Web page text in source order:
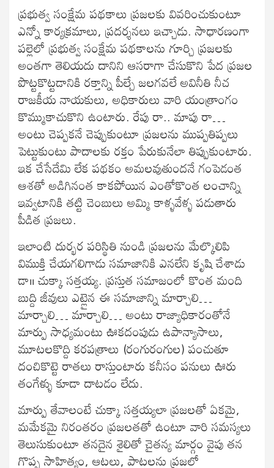
ప్రభుత్వ సంక్షేమ పథకాలు ప్రజలకు వివరించుకుంటూ
ఎన్నో కార్యక్రమాలు, ప్రదర్శనలు ఇచ్చాడు. సాధారణంగా
పల్లెలో ప్రభుత్వ సంక్షేమ పథకాలను గూర్చి ప్రజలకు
అంతగా తెలియదు దానిని ఆసరాగా చేసుకొని పేద ప్రజల
పొట్టకొట్టడానికి రక్తాన్ని పీల్చే జలగవలే అవినీతి నీచ
రాజకీయ నాయకులు, అధికారులు వారి యంత్రాంగం
కొమ్ముకాచుకొని ఉంటారు. రేపు రా.. మాపు రా…
అంటు చెప్పకనే చెప్పుకుంటూ ప్రజలను ముప్పతిప్పలు
పెట్టుకుంటు పాదాలకు రక్తం పేరుకునేలా తిప్పుకుంటారు.
ఇక చేసేదేమి లేక పథకం అమలవుతుందనే గంపెడంత
ఆశతో అడిగినంత కాకపోయిన ఎంతోకొంత లంచాన్ని
ఇవ్వటానికి తట్టి చెంబులు అమ్మి కాళ్ళవేళ్ళ పడుతారు
పీడిత ప్రజలు.
ఇలాంటి దుర్భర పరిస్థితి నుండి ప్రజలను మేల్కొలిపి
విముక్తి చేయగలిగాడు సమాజానికి ఎనలేని కృషి చేశాడు
డా।। చుక్కా సత్తయ్య. ప్రస్తుత సమాజంలో కొంత మంది
బుద్ది జీవులు ఎట్లైన ఈ సమాజాన్ని మార్చాలి…
మార్చాలి… మార్చాలి… అంటు రాజ్యాధికారంతోనే
మార్పు సాధ్యమంటు ఊకదంపుడు ఉపాన్యాసాలు,
మూటలకొద్ది కరపత్రాలు (రంగురంగుల) పంచుతూ
దంచికొట్టె రాతలు రాస్తుంటారు కనీసం పనులు ఊరు
తంగేళ్ళు కూడా దాటడం లేదు.
మార్పు తేవాలంటే చుక్కా సత్తయ్యలా ప్రజలతో ఏకమై,
మమేకమై నిరంతరం ప్రజలతతో ఉంటూ వారి సమస్యలు
తెలుసుకుంటూ తనదైన శైలితో చైతన్య మార్గం వైపు తన
గొప్ప సాహిత్యం, ఆటలు, పాటలను ప్రజలో